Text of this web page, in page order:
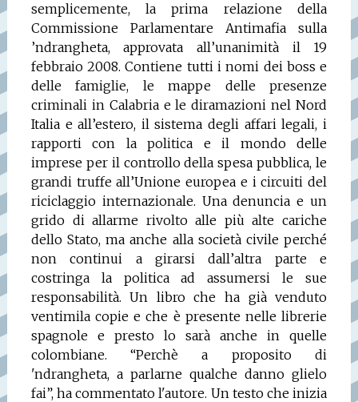
semplicemente, la prima relazione della
Commissione Parlamentare Antimafia sulla
’ndrangheta, approvata all’unanimità il 19
febbraio 2008. Contiene tutti i nomi dei boss e
delle famiglie, le mappe delle presenze
criminali in Calabria e le diramazioni nel Nord
Italia e all’estero, il sistema degli affari legali, i
rapporti con la politica e il mondo delle
imprese per il controllo della spesa pubblica, le
grandi truffe all’Unione europea e i circuiti del
riciclaggio internazionale. Una denuncia e un
grido di allarme rivolto alle più alte cariche
dello Stato, ma anche alla società civile perché
non continui a girarsi dall’altra parte e
costringa la politica ad assumersi le sue
responsabilità. Un libro che ha già venduto
ventimila copie e che è presente nelle librerie
spagnole e presto lo sarà anche in quelle
colombiane. “Perchè a proposito di
'ndrangheta, a parlarne qualche danno glielo
fai”, ha commentato l'autore. Un testo che inizia